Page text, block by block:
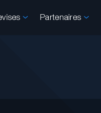
Partenaires